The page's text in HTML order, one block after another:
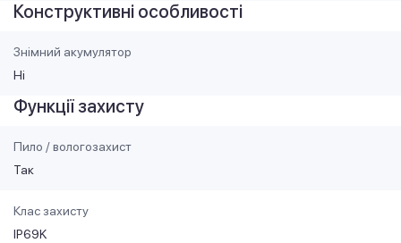
Конструктивні особливості
Знімний акумулятор
Ні
Функції захисту
Пило / вологозахист
Так
Клас захисту
IP69K